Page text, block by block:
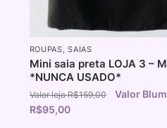
ROUPAS,SAIAS
Mini saia preta LOJA 3 – M
*NUNCA USADO*
R$159,00
R$95,00